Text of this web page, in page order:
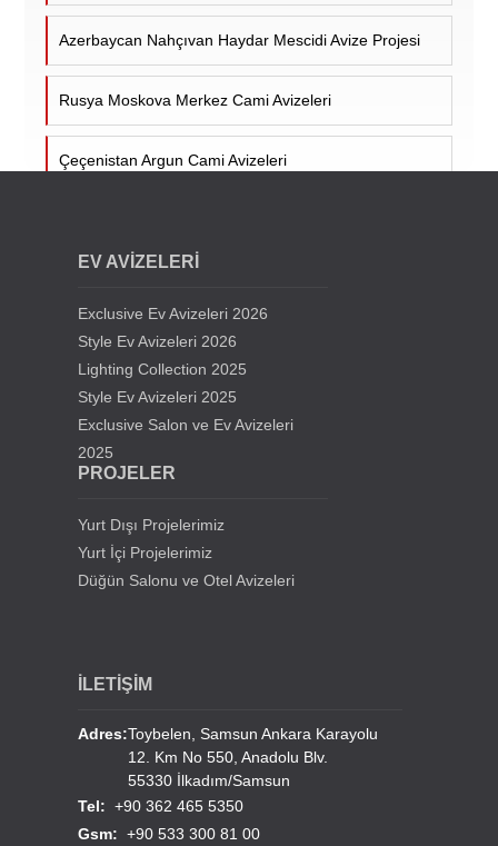
Azerbaycan Nahçıvan Haydar Mescidi Avize Projesi
Rusya Moskova Merkez Cami Avizeleri
Çeçenistan Argun Cami Avizeleri
Chandelier
Ahmat Haci Kadirov Cami Avizeleri
Almanya Camlı Mescid
Fransa Trappes Cami Avizeleri
Lübnan Tripoli Al Schokur Cami Avizeleri
Yurt Dışı Cami Avizelerimiz
EV AVİZELERİ
Exclusive Ev Avizeleri 2026
Style Ev Avizeleri 2026
Lighting Collection 2025
Style Ev Avizeleri 2025
Exclusive Salon ve Ev Avizeleri
2025
PROJELER
Yurt Dışı Projelerimiz
Yurt İçi Projelerimiz
Düğün Salonu ve Otel Avizeleri
İLETİŞİM
Adres:Toybelen, Samsun Ankara Karayolu
12. Km No 550, Anadolu Blv.
55330 İlkadım/Samsun
Tel:+90 362 465 5350
Gsm:+90 533 300 81 00